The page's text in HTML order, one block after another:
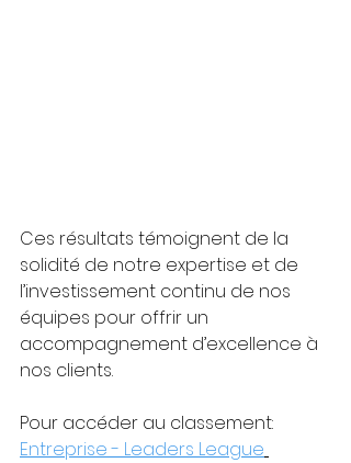
Ces résultats témoignent de la
solidité de notre expertise et de
l’investissement continu de nos
équipes pour offrir un
accompagnement d’excellence à
nos clients.
Pour accéder au classement:
Entreprise - Leaders League